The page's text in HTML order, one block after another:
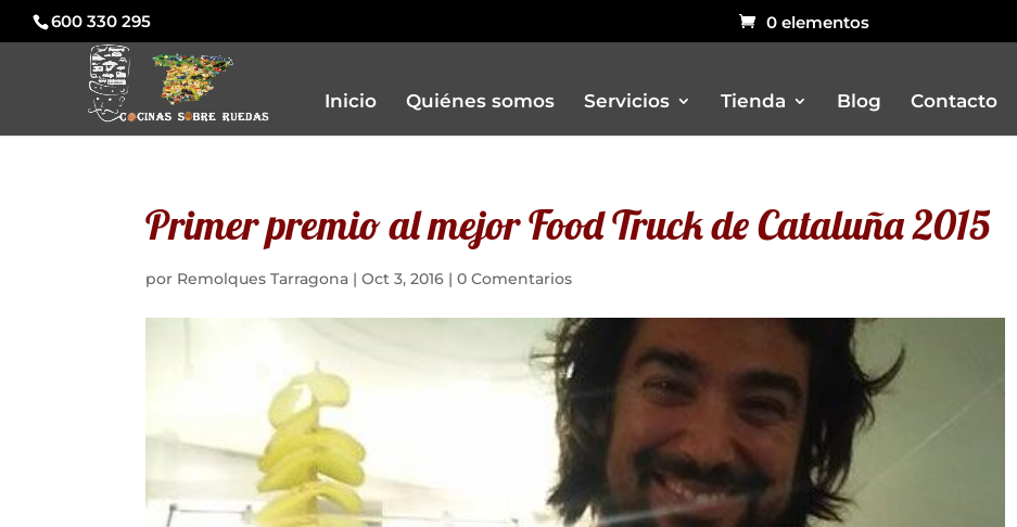
600 330 295 0 elementos
Inicio Quiénes somos Servicios Tienda
Bar
Otros remolques venta ambulante
Rustidores, pizzerias, barbacoas, creperias
Vitrinas
Blog Contacto
Primer premio al mejor Food Truck de Cataluña 2015
por Remolques Tarragona |Oct 3, 2016 |0 Comentarios